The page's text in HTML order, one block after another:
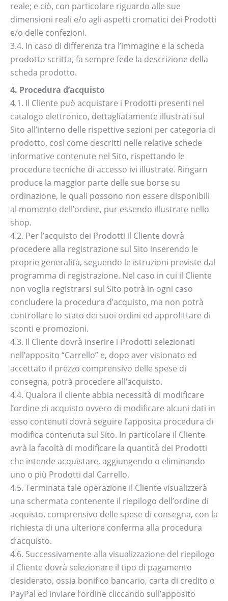
reale; e ciò, con particolare riguardo alle sue
dimensioni reali e/o agli aspetti cromatici dei Prodotti
e/o delle confezioni.
3.4. In caso di differenza tra l’immagine e la scheda
prodotto scritta, fa sempre fede la descrizione della
scheda prodotto.
4. Procedura d’acquisto
4.1. Il Cliente può acquistare i Prodotti presenti nel
catalogo elettronico, dettagliatamente illustrati sul
Sito all’interno delle rispettive sezioni per categoria di
prodotto, così come descritti nelle relative schede
informative contenute nel Sito, rispettando le
procedure tecniche di accesso ivi illustrate. Ringarn
produce la maggior parte delle sue borse su
ordinazione, le quali possono non essere disponibili
al momento dell’ordine, pur essendo illustrate nello
shop.
4.2. Per l’acquisto dei Prodotti il Cliente dovrà
procedere alla registrazione sul Sito inserendo le
proprie generalità, seguendo le istruzioni previste dal
programma di registrazione. Nel caso in cui il Cliente
non voglia registrarsi sul Sito potrà in ogni caso
concludere la procedura d’acquisto, ma non potrà
controllare lo stato dei suoi ordini ed approfittare di
sconti e promozioni.
4.3. Il Cliente dovrà inserire i Prodotti selezionati
nell’apposito “Carrello” e, dopo aver visionato ed
accettato il prezzo comprensivo delle spese di
consegna, potrà procedere all’acquisto.
4.4. Qualora il cliente abbia necessità di modificare
l’ordine di acquisto ovvero di modificare alcuni dati in
esso contenuti dovrà seguire l’apposita procedura di
modifica contenuta sul Sito. In particolare il Cliente
avrà la facoltà di modificare la quantità dei Prodotti
che intende acquistare, aggiungendo o eliminando
uno o più Prodotti dal Carrello.
4.5. Terminata tale operazione il Cliente visualizzerà
una schermata contenente il riepilogo dell’ordine di
acquisto, comprensivo delle spese di consegna, con la
richiesta di una ulteriore conferma alla procedura
d’acquisto.
4.6. Successivamente alla visualizzazione del riepilogo
il Cliente dovrà selezionare il tipo di pagamento
desiderato, ossia bonifico bancario, carta di credito o
PayPal ed inviare l’ordine cliccando sull’apposito